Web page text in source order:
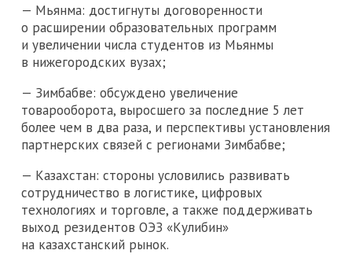
— Мьянма: достигнуты договоренности
о расширении образовательных программ
и увеличении числа студентов из Мьянмы
в нижегородских вузах;
— Зимбабве: обсуждено увеличение
товарооборота, выросшего за последние 5 лет
более чем в два раза, и перспективы установления
партнерских связей с регионами Зимбабве;
— Казахстан: стороны условились развивать
сотрудничество в логистике, цифровых
технологиях и торговле, а также поддерживать
выход резидентов ОЭЗ «Кулибин»
на казахстанский рынок.